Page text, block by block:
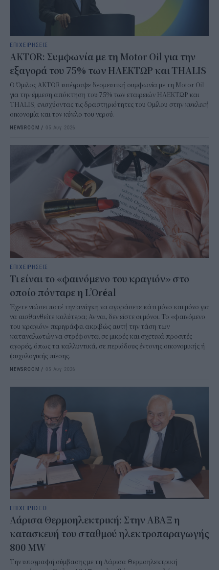
ΕΠΙΧΕΙΡΗΣΕΙΣ
AKTOR: Συμφωνία με τη Motor Oil για την
εξαγορά του 75% των ΗΛΕΚΤΩΡ και THALIS
Ο Όμιλος AKTOR υπέγραψε δεσμευτική συμφωνία με τη Motor Oil
για την έμμεση απόκτηση του 75% των εταιρειών ΗΛΕΚΤΩΡ και
THALIS, ενισχύοντας τις δραστηριότητες του Ομίλου στην κυκλική
οικονομία και τον κύκλο του νερού.
NEWSROOM / 05 Αυγ 2026
ΕΠΙΧΕΙΡΗΣΕΙΣ
Τι είναι το «φαινόμενο του κραγιόν» στο
οποίο πόνταρε η L’Oréal
Έχετε νιώσει ποτέ την ανάγκη να αγοράσετε κάτι μόνο και μόνο για
να αισθανθείτε καλύτερα; Αν ναι, δεν είστε οι μόνοι. Το «φαινόμενο
του κραγιόν» περιγράφει ακριβώς αυτή την τάση των
καταναλωτών να στρέφονται σε μικρές και σχετικά προσιτές
αγορές, όπως τα καλλυντικά, σε περιόδους έντονης οικονομικής ή
ψυχολογικής πίεσης.
NEWSROOM / 05 Αυγ 2026
ΕΠΙΧΕΙΡΗΣΕΙΣ
Λάρισα Θερμοηλεκτρική: Στην ΑΒΑΞ η
κατασκευή του σταθμού ηλεκτροπαραγωγής
800 MW
Την υπογραφή σύμβασης με τη Λάρισα Θερμοηλεκτρική